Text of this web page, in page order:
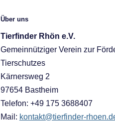
Über uns
Tierfinder Rhön e.V.
Gemeinnütziger Verein zur
Tierschutzes
Kärnersweg 2
97654 Bastheim
Telefon: ‭‭+49 175 3688407‬
Mail: kontakt@tierfinder-